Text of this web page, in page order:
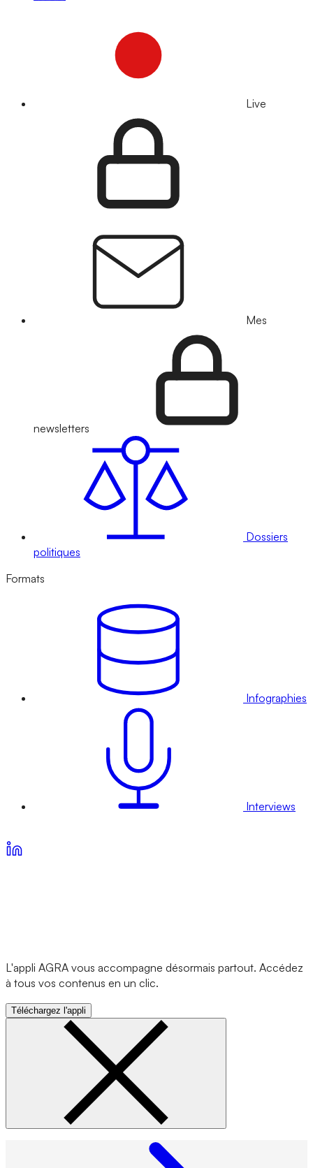
Live
Mes
newsletters
Dossiers
politiques
Formats
Infographies
Interviews
L'appli AGRA vous accompagne désormais partout. Accédez
à tous vos contenus en un clic.
Téléchargez l'appli